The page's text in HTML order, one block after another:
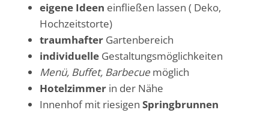
eigene Ideen einfließen lassen ( Deko,
Hochzeitstorte)
traumhafter Gartenbereich
individuelle Gestaltungsmöglichkeiten
Menü, Buffet, Barbecue möglich
Hotelzimmer in der Nähe
Innenhof mit riesigen Springbrunnen